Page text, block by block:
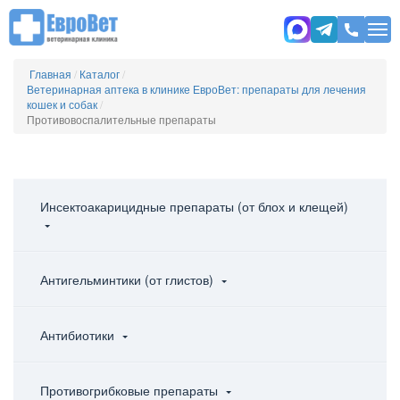
Главная / Каталог/
Ветеринарная аптека в клинике ЕвроВет: препараты для лечения
кошек и собак/
Противовоспалительные препараты
Инсектоакарицидные препараты (от блох и клещей)
Антигельминтики (от глистов)
Антибиотики
Противогрибковые препараты